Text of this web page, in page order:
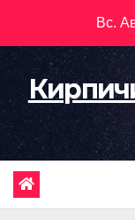
содержимому
Вс.